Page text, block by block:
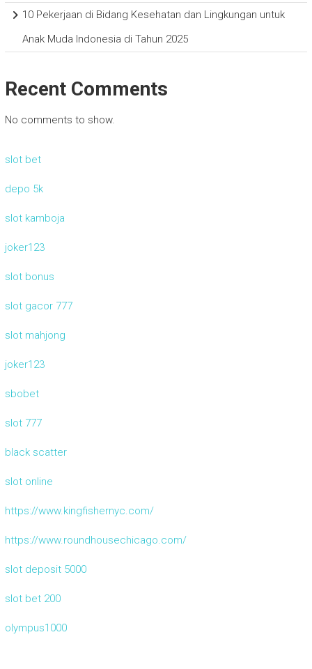
10 Pekerjaan di Bidang Kesehatan dan Lingkungan untuk
Anak Muda Indonesia di Tahun 2025
Recent Comments
No comments to show.
slot bet
depo 5k
slot kamboja
joker123
slot bonus
slot gacor 777
slot mahjong
joker123
sbobet
slot 777
black scatter
slot online
https://www.kingfishernyc.com/
https://www.roundhousechicago.com/
slot deposit 5000
slot bet 200
olympus1000